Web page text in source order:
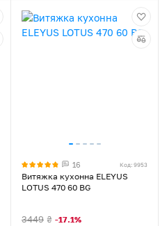
16 Код: 9953
Витяжка кухонна ELEYUS
LOTUS 470 60 BG
3449 ₴ -17.1%